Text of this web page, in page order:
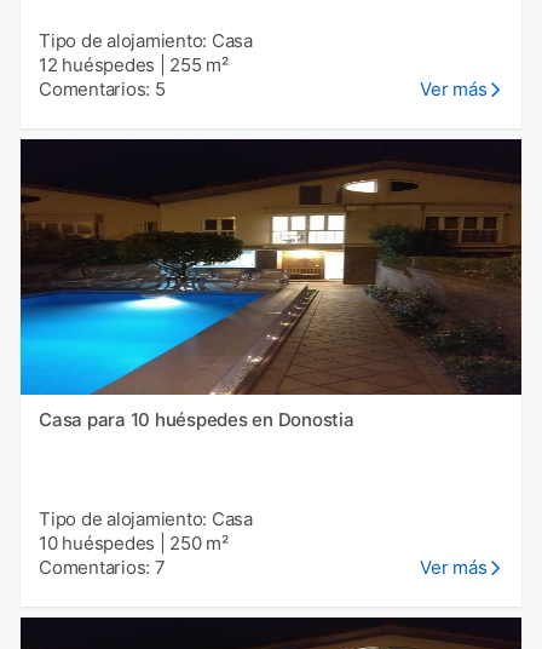
Tipo de alojamiento: Casa
12 huéspedes
255 m²
Comentarios: 5
Ver más
Casa para 10 huéspedes en Donostia
Tipo de alojamiento: Casa
10 huéspedes
250 m²
Comentarios: 7
Ver más